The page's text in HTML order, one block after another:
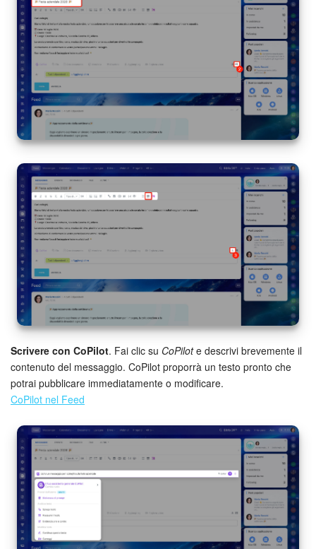
Telefonia
Mio profilo
Impostazioni
Enterprise
Bitrix24 On-Premise
Bitrix24 Messenger
Domande generali
Scrivere con CoPilot. Fai clic su CoPilote descrivi brevemente il
contenuto del messaggio. CoPilot proporrà un testo pronto che
potrai pubblicare immediatamente o modificare.
CoPilot nel Feed